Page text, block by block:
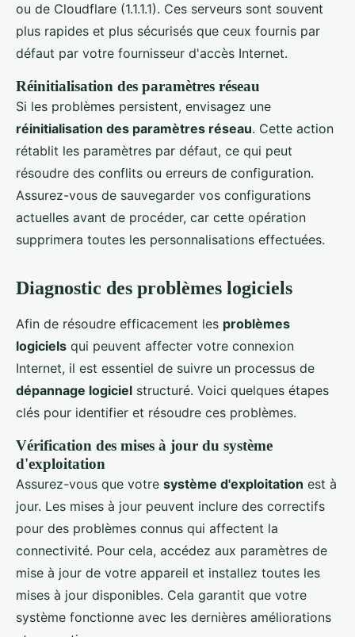
ou de Cloudflare (1.1.1.1). Ces serveurs sont souvent
plus rapides et plus sécurisés que ceux fournis par
défaut par votre fournisseur d'accès Internet.
Réinitialisation des paramètres réseau
Si les problèmes persistent, envisagez une
réinitialisation des paramètres réseau. Cette action
rétablit les paramètres par défaut, ce qui peut
résoudre des conflits ou erreurs de configuration.
Assurez-vous de sauvegarder vos configurations
actuelles avant de procéder, car cette opération
supprimera toutes les personnalisations effectuées.
Diagnostic des problèmes logiciels
Afin de résoudre efficacement les problèmes
logiciels qui peuvent affecter votre connexion
Internet, il est essentiel de suivre un processus de
dépannage logiciel structuré. Voici quelques étapes
clés pour identifier et résoudre ces problèmes.
Vérification des mises à jour du système
d'exploitation
Assurez-vous que votre système d'exploitation est à
jour. Les mises à jour peuvent inclure des correctifs
pour des problèmes connus qui affectent la
connectivité. Pour cela, accédez aux paramètres de
mise à jour de votre appareil et installez toutes les
mises à jour disponibles. Cela garantit que votre
système fonctionne avec les dernières améliorations